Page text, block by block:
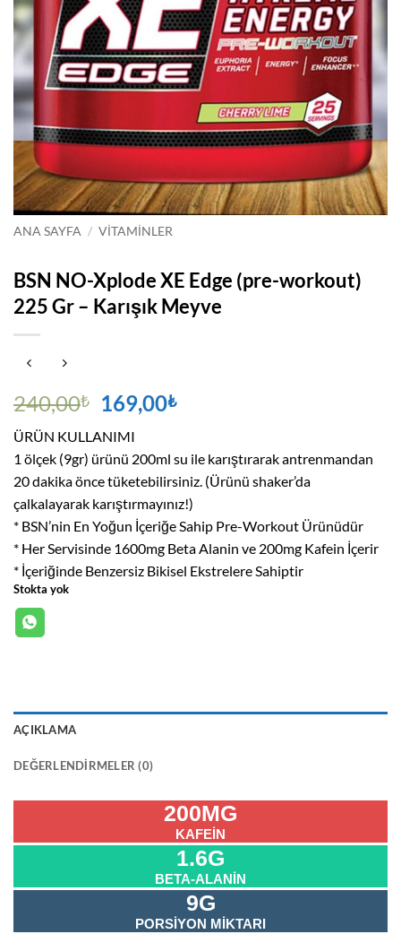
ANA SAYFA / VITAMINLER
BSN NO-Xplode XE Edge (pre-workout)
225 Gr – Karışık Meyve
240,00₺
Orijinal
fiyat:
240,00₺.
169,00₺Şu
169,00₺.
ÜRÜN KULLANIMI
1 ölçek (9gr) ürünü 200ml su ile karıştırarak antrenmandan
20 dakika önce tüketebilirsiniz. (Ürünü shaker’da
çalkalayarak karıştırmayınız!)
* BSN’nin En Yoğun İçeriğe Sahip Pre-Workout Ürünüdür
* Her Servisinde 1600mg Beta Alanin ve 200mg Kafein İçerir
* İçeriğinde Benzersiz Bikisel Ekstrelere Sahiptir
Stokta yok
AÇIKLAMA
DEĞERLENDIRMELER (0)
200MG
KAFEİN
1.6G
BETA-ALANİN
9G
PORSİYON MİKTARI